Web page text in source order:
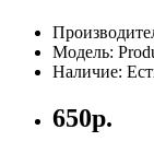
Модель:
Наличие:
650р.